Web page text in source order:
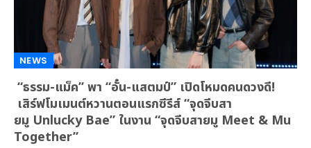
NEWS
“ธรรม-แม็ค” พา “อั๋น-แสตมป์” เปิดโหมดคนดวงดี!
เสิร์ฟโมเมนต์หวานตอนแรกซีรีส์ “จุดจีบสา
ยมู Unlucky Bae” ในงาน “จุดจีบสายมู Meet & Mu
Together”